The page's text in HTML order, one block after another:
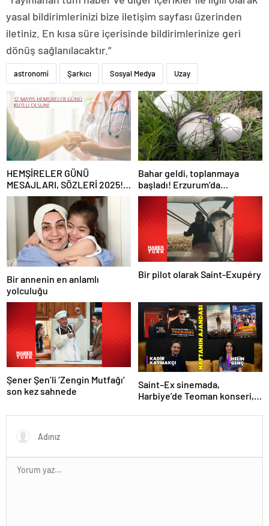
yasal bildirimlerinizi bize iletişim sayfası üzerinden
iletiniz. En kısa süre içerisinde bildirimlerinize geri
dönüş sağlanılacaktır.”
astronomi Şarkıcı Sosyal Medya Uzay
HEMŞİRELER GÜNÜ
MESAJLARI, SÖZLERİ 2025!
Sevgiliye, arkadaşa, eşe
anlamlı, resimli Hemşireler
Günü ile ilgili sözler…
Bahar geldi, toplanmaya
başladı! Erzurum’da
vatandaşlara zehirli mantar
uyarısı: Ölümcül olabilir
Bir annenin en anlamlı
yolculuğu
Bir pilot olarak Saint-Exupéry
Şener Şen’li ‘Zengin Mutfağı’
son kez sahnede
Saint–Ex sinemada,
Harbiye’de Teoman konseri,
İşte kültür sanat ajandası